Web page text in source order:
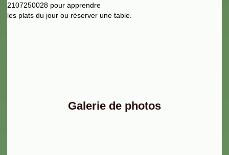
2107250028 pour apprendre
les plats du jour ou réserver une table.
Galerie de photos